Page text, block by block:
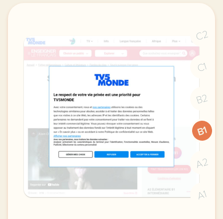
C2
C1
B2
B1
A2
A1